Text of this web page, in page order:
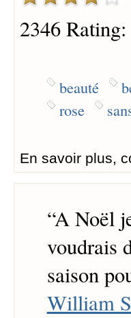
2346 Rating:
beauté
rose
En savoir plus,
“A Noël
voudrais
saison
William